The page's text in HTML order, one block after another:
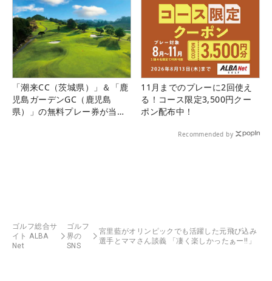
「潮来CC（茨城県）」＆「鹿
児島ガーデンGC（鹿児島
県）」の無料プレー券が当た
11月までのプレーに2回使え
る！コース限定3,500円クー
ポン配布中！
Recommended by
ゴルフ総合サ
イト ALBA
Net
ゴルフ
界の
SNS
宮里藍がオリンピックでも活躍した元飛び込み
選手とママさん談義 「凄く楽しかったぁー!!」